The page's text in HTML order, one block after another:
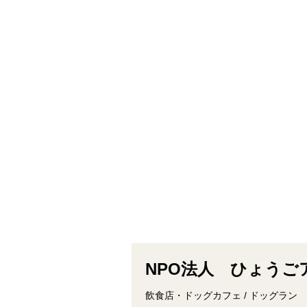
NPO法人 ひょうご
飲食店・ドッグカフェ / ドッグラン